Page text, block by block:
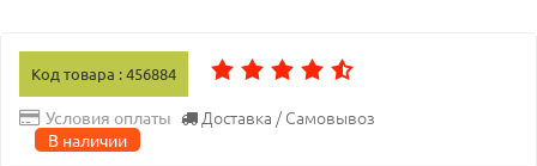
Код товара : 456884
Условия оплаты Доставка / Самовывоз
В наличии